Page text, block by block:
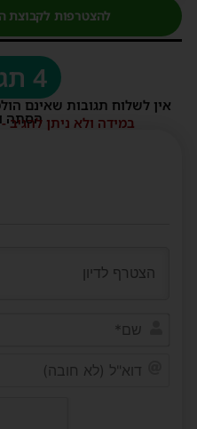
להצטרפות לקבוצת
4 תגובות
אין לשלוח תגובות שאינם
הסתה
במידה ולא ניתן להגיב -